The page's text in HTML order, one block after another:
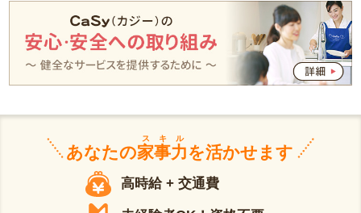
あなたの家事力
スキル
を活かせます
高時給 + 交通費